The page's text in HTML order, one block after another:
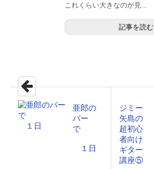
これくらい大きなのが見...
記事を読む
亜郎の
バー
で
１日
ジミー
矢島の
超初心
者向け
ギター
講座⑤